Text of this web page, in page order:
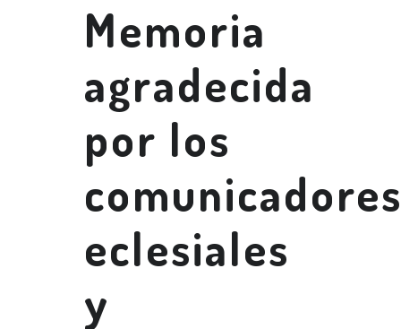
Memoria
agradecida
por los
eclesiales
y